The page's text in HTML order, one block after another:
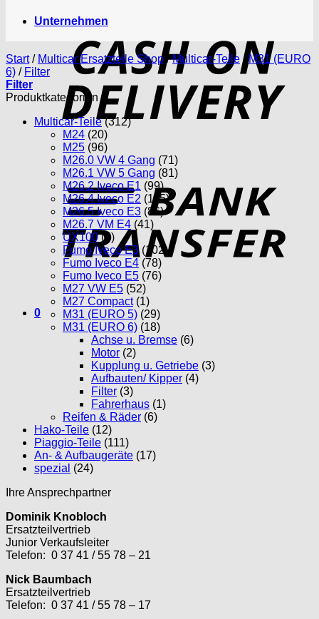
0
Unternehmen
Start / Multicar Ersatzteile Shop / Multicar-Teile / M31 (EURO
6) / Filter
Filter
Produktkategorien
Multicar-Teile (312)
M24 (20)
M25 (96)
M26.0 VW 4 Gang (71)
M26.1 VW 5 Gang (81)
M26.2 Iveco E1 (99)
M26.4 Iveco E2 (115)
M26.5 Iveco E3 (86)
M26.7 VM E4 (41)
UX100 (5)
Fumo Iveco E3 (102)
Fumo Iveco E4 (78)
Fumo Iveco E5 (76)
M27 VW E5 (52)
M27 Compact (1)
M31 (EURO 5) (29)
M31 (EURO 6) (18)
Achse u. Bremse (6)
Motor (2)
Kupplung u. Getriebe (3)
Aufbauten/ Kipper (4)
Filter (3)
Fahrerhaus (1)
Reifen & Räder (6)
Hako-Teile (12)
Piaggio-Teile (111)
An- & Aufbaugeräte (17)
spezial (24)
Ihre Ansprechpartner
Dominik Knobloch
Ersatzteilvertrieb
Junior Verkaufsleiter
Telefon: 0 37 41 / 55 78 – 21
Nick Baumbach
Ersatzteilvertrieb
Telefon: 0 37 41 / 55 78 – 17